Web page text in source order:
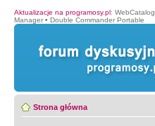
Aktualizacje na programosy.pl: WebCatalog
Manager • Double Commander Portable
Strona główna